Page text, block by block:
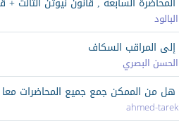
البالود
إلى المراقب السكاف
الحسن البصري
هل من الممكن جمع جميع المحاضرات
ahmed-tarek